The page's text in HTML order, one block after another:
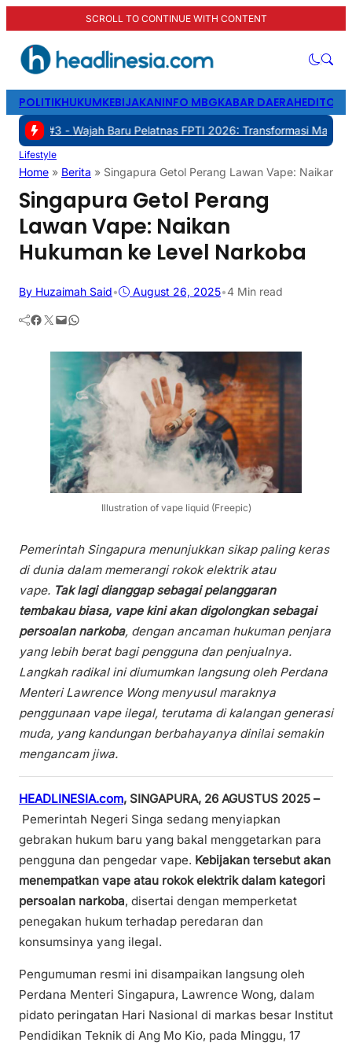
SCROLL TO CONTINUE WITH CONTENT
POLITIKHUKUMKEBIJAKANINFO MBGKABAR DAERAH
Wajah Baru Pelatnas FPTI 2026: Transformasi Manajemen,
Lifestyle
Home » Berita » Singapura Getol Perang Lawan Vape: Naikan
Singapura Getol Perang
Lawan Vape: Naikan
Hukuman ke Level Narkoba
By Huzaimah Said• August 26, 2025•4 Min read
Facebook Twitter Mail WhatsApp
Illustration of vape liquid (Freepic)
Pemerintah Singapura menunjukkan sikap paling keras
di dunia dalam memerangi rokok elektrik atau
vape. Tak lagi dianggap sebagai pelanggaran
tembakau biasa, vape kini akan digolongkan sebagai
persoalan narkoba, dengan ancaman hukuman penjara
yang lebih berat bagi pengguna dan penjualnya.
Langkah radikal ini diumumkan langsung oleh Perdana
Menteri Lawrence Wong menyusul maraknya
penggunaan vape ilegal, terutama di kalangan generasi
muda, yang kandungan berbahayanya dinilai semakin
mengancam jiwa.
HEADLINESIA.com, SINGAPURA, 26 AGUSTUS 2025 –
Pemerintah Negeri Singa sedang menyiapkan
gebrakan hukum baru yang bakal menggetarkan para
pengguna dan pengedar vape. Kebijakan tersebut akan
menempatkan vape atau rokok elektrik dalam kategori
persoalan narkoba, disertai dengan memperketat
penegakan hukum terhadap peredaran dan
konsumsinya yang ilegal.
Pengumuman resmi ini disampaikan langsung oleh
Perdana Menteri Singapura, Lawrence Wong, dalam
pidato peringatan Hari Nasional di markas besar Institut
Pendidikan Teknik di Ang Mo Kio, pada Minggu, 17